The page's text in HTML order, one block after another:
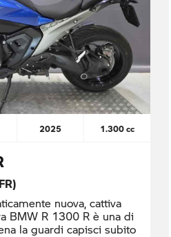
2025 1.300 cc
nuova, cattiva
BMW R 1300 R è una di
la guardi capisci subito